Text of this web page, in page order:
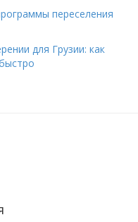
переселения
для Грузии: как